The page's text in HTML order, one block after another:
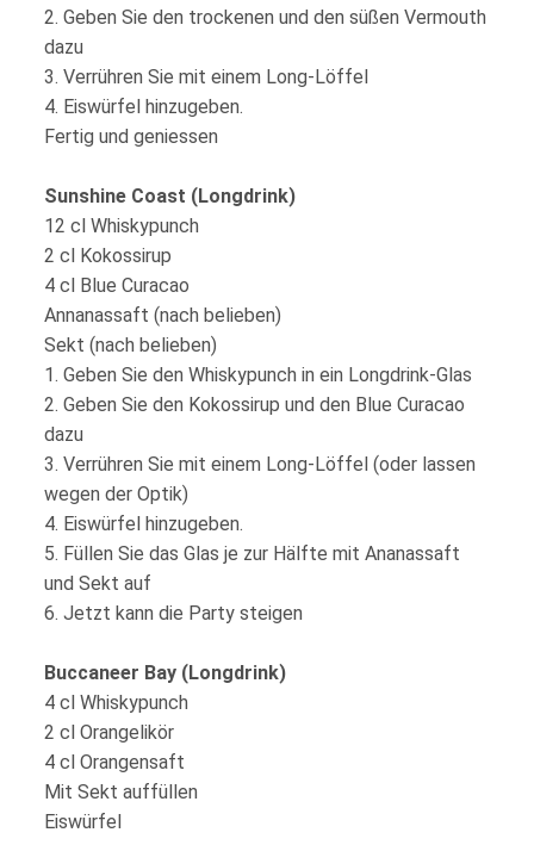
2. Geben Sie den trockenen und den süßen Vermouth
dazu
3. Verrühren Sie mit einem Long-Löffel
4. Eiswürfel hinzugeben.
Fertig und geniessen
Sunshine Coast (Longdrink)
12 cl Whiskypunch
2 cl Kokossirup
4 cl Blue Curacao
Annanassaft (nach belieben)
Sekt (nach belieben)
1. Geben Sie den Whiskypunch in ein Longdrink-Glas
2. Geben Sie den Kokossirup und den Blue Curacao
dazu
3. Verrühren Sie mit einem Long-Löffel (oder lassen
wegen der Optik)
4. Eiswürfel hinzugeben.
5. Füllen Sie das Glas je zur Hälfte mit Ananassaft
und Sekt auf
6. Jetzt kann die Party steigen
Buccaneer Bay (Longdrink)
4 cl Whiskypunch
2 cl Orangelikör
4 cl Orangensaft
Mit Sekt auffüllen
Eiswürfel